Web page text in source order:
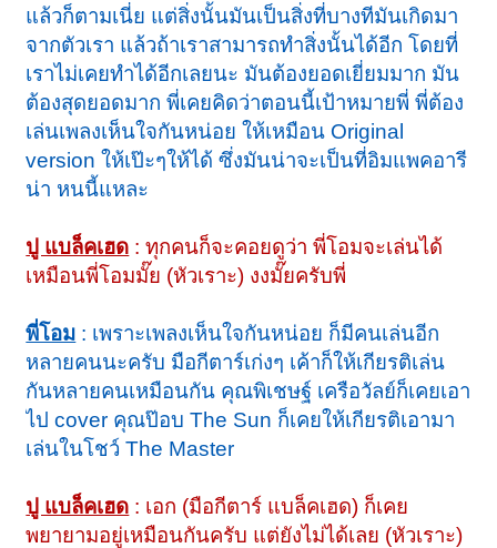
แล้วก็ตามเนี่ย แต่สิ่งนั้นมันเป็นสิ่งที่บางทีมันเกิดมา
จากตัวเรา แล้วถ้าเราสามารถทำสิ่งนั้นได้อีก โดยที่
เราไม่เคยทำได้อีกเลยนะ มันต้องยอดเยี่ยมมาก มัน
ต้องสุดยอดมาก พี่เคยคิดว่าตอนนี้เป้าหมายพี่ พี่ต้อง
เล่นเพลงเห็นใจกันหน่อย ให้เหมือน Original
version ให้เป๊ะๆให้ได้ ซึ่งมันน่าจะเป็นที่อิมแพคอารี
น่า หนนี้แหละ
ปู แบล็คเฮด : ทุกคนก็จะคอยดูว่า พี่โอมจะเล่นได้
เหมือนพี่โอมมั๊ย (หัวเราะ) งงมั๊ยครับพี่
พี่โอม : เพราะเพลงเห็นใจกันหน่อย ก็มีคนเล่นอีก
หลายคนนะครับ มือกีตาร์เก่งๆ เค้าก็ให้เกียรติเล่น
กันหลายคนเหมือนกัน คุณพิเชษฐ์ เครือวัลย์ก็เคยเอา
ไป cover คุณป๊อบ The Sun ก็เคยให้เกียรติเอามา
เล่นในโชว์ The Master
ปู แบล็คเฮด : เอก (มือกีตาร์ แบล็คเฮด) ก็เคย
พยายามอยู่เหมือนกันครับ แต่ยังไม่ได้เลย (หัวเราะ)